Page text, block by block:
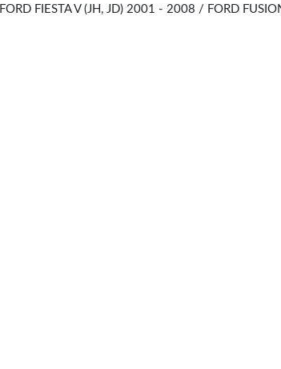
FORD FIESTA V (JH, JD) 2001 - 2008 / FORD